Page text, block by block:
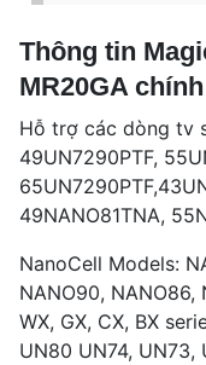
Thông tin
MR20GA
Hỗ trợ các dòng tv
49UN7290PTF,
49NANO81TNA,
NanoCell Models:
NANO90, NANO86,
WX, GX, CX, BX
UN80 UN74, UN73,